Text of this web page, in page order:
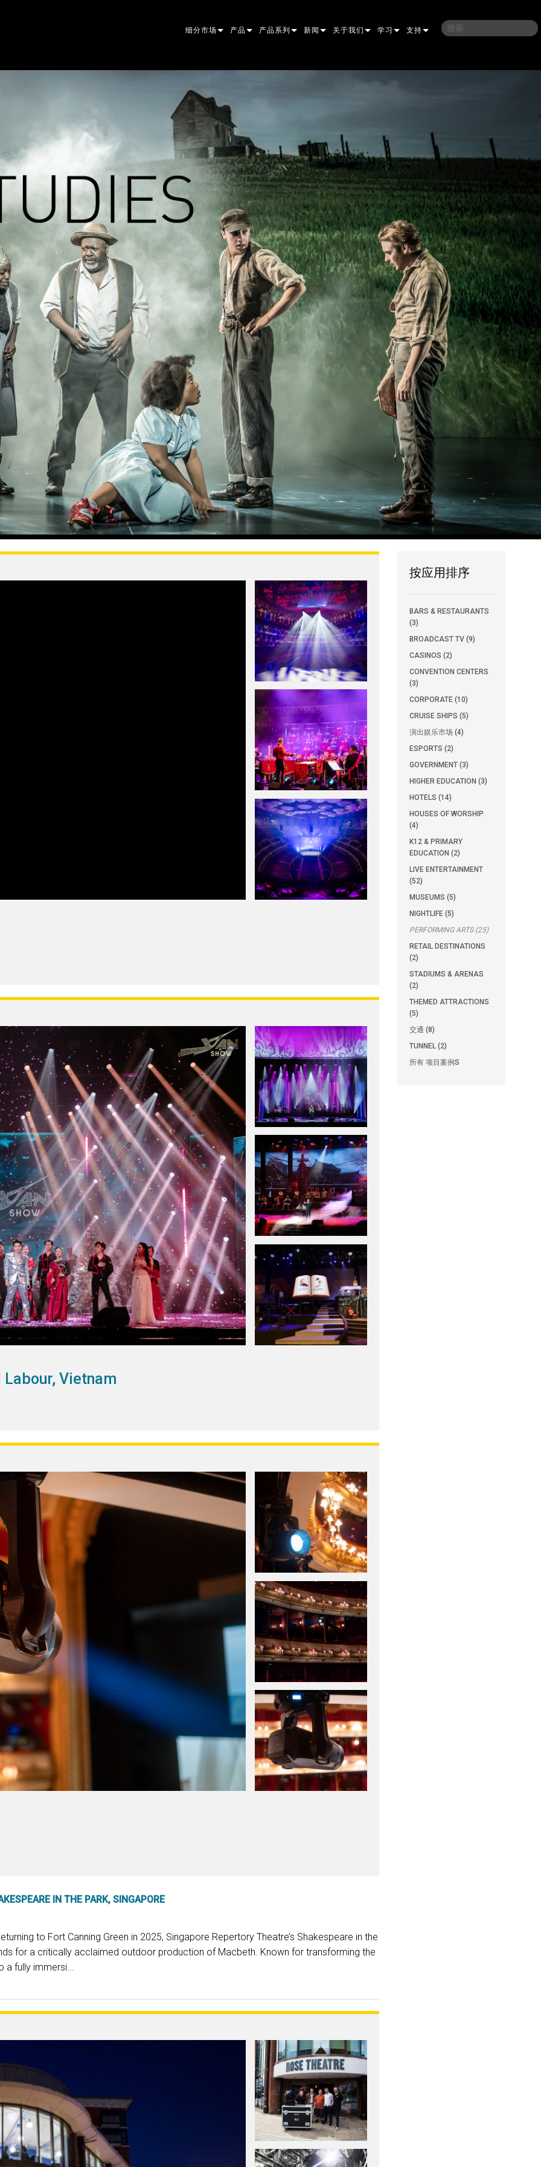
细分市场
ARCHITECTURAL
ENTERTAINMENT
CREATE THE MOMENT
产品
摇头灯 框架
光束混合
波束
静止灯光
椭圆形
帕灯
创意灯光 频闪灯与致盲灯
直线型
DOT
建筑 洗灯照明
线性照明
图像投影
CREATIVE DOTS
电源和处理系统控制器
POWERPORTS
POWERPORTS LEGACY MODELS
PDE SYSTEM
工具 软件工具
服务工具
停产型号
产品系列
原子
ELP FRESNEL
ELP PAR
ERA PERFORMANCE
ERA PROFILE
ERA WASH
外部 EXTERIOR DOT PRO
外部线性专业版
外部投影
EXTERIOR WASH PRO
MAC MAC AURA
MAC ENCORE
MAC ONE
MAC ULTRA
MAC VIPER
MAC VIPER LEGACY MODELS
MACULA
P3 P3 SYSTEM CONTROLLER
P3 POWERPORT
P3 POWERPORT LEGACY MODELS
VDO VDO ATOMIC
VDO DOTRON
VDO FATRON
VDO SCEPTRON
新闻
案例研究
关于我们
我们的历史
学习
培训
支持
联系我们
软件下载
固件下载
下载
保修
产品登记
售后服务
合规
SUPPORT LOGIN
Vietnam
IN THE PARK, SINGAPORE
to Fort Canning Green in 2025, Singapore Repertory Theatre’s Shakespeare in the
for a critically acclaimed outdoor production of Macbeth. Known for transforming the
a fully immersi...
按应用排序
BARS & RESTAURANTS
(3)
BROADCAST TV (9)
CASINOS (2)
CONVENTION CENTERS
(3)
CORPORATE (10)
CRUISE SHIPS (5)
演出娱乐市场 (4)
ESPORTS (2)
GOVERNMENT (3)
HIGHER EDUCATION (3)
HOTELS (14)
HOUSES OF WORSHIP
(4)
K12 & PRIMARY
EDUCATION (2)
LIVE ENTERTAINMENT
(52)
MUSEUMS (5)
NIGHTLIFE (5)
PERFORMING ARTS (25)
RETAIL DESTINATIONS
(2)
STADIUMS & ARENAS
(2)
THEMED ATTRACTIONS
(5)
交通 (8)
TUNNEL (2)
所有 项目案例S